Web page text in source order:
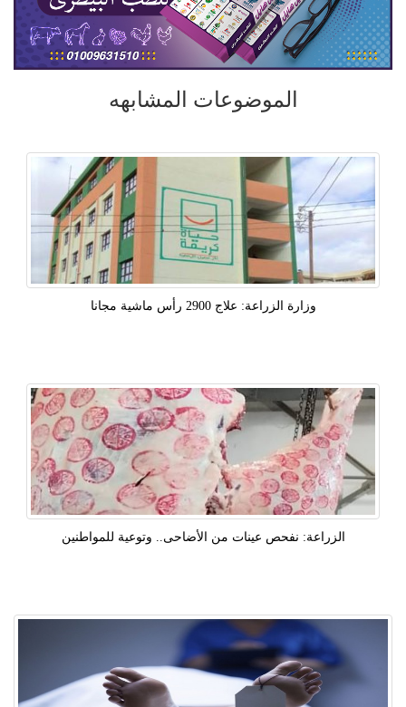
الموضوعات المشابهه
وزارة الزراعة: علاج 2900 رأس ماشية مجانا
الزراعة: نفحص عينات من الأضاحى.. وتوعية للمواطنين